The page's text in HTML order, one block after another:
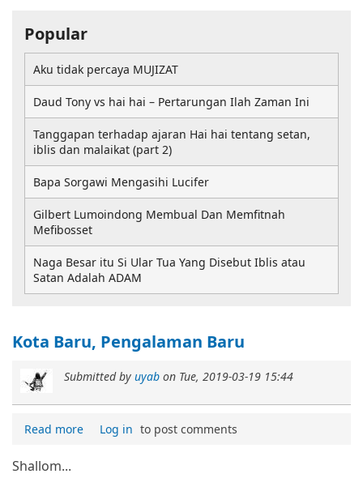
Kota Baru, Pengalaman Baru
Submitted by uyab on Tue, 2019-03-19 15:44
Read more Log in to post comments
Shallom...
Popular
Aku tidak percaya MUJIZAT
Daud Tony vs hai hai – Pertarungan Ilah Zaman Ini
Tanggapan terhadap ajaran Hai hai tentang setan,
iblis dan malaikat (part 2)
Bapa Sorgawi Mengasihi Lucifer
Gilbert Lumoindong Membual Dan Memfitnah
Mefibosset
Naga Besar itu Si Ular Tua Yang Disebut Iblis atau
Satan Adalah ADAM